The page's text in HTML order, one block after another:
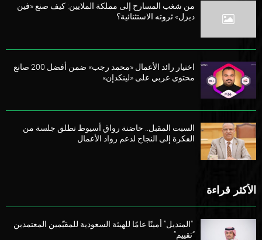
من شغب المسارح إلى مملكة الملايين: كيف صنع «فين
ديزل» ثروته الاستثنائية؟
اختيار رائد الأعمال «محمد رجب» ضمن أفضل 200 صانع
محتوى عربي على «لينكدإن»
السبت المقبل.. حاضنة رواق أسيوط تطلق جلسة من
الفكرة إلى النجاح لدعم رواد الأعمال
الأكثر قراءة
“المنديل” أمينًا عامًا للهيئة السعودية للمقيّمين المعتمدين
“تقييم”